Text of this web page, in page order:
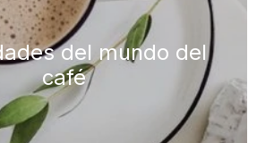
del mundo del
café